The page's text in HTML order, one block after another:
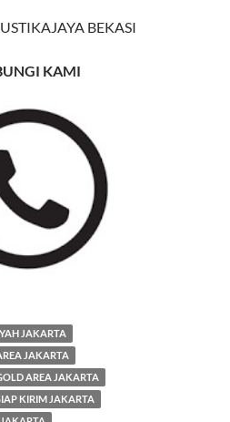
BEKASI
KAMI
JAKARTA
JAKARTA
AREA JAKARTA
KIRIM JAKARTA